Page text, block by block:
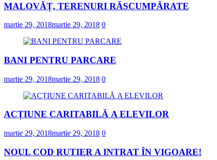
MALOVĂȚ, TERENURI RĂSCUMPĂRATE
martie 29, 2018martie 29, 2018 0
BANI PENTRU PARCARE
martie 29, 2018martie 29, 2018 0
ACȚIUNE CARITABILĂ A ELEVILOR
martie 29, 2018martie 29, 2018 0
NOUL COD RUTIER A INTRAT ÎN VIGOARE!